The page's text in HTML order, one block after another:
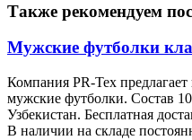
Также рекомендуем
Мужские футболки
Компания PR-Tex
мужские футболки. Состав
Узбекистан. Бесплатная
В наличии на складе